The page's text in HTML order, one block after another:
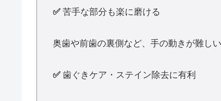
✅苦手な部分も楽に磨ける
奥歯や前歯の裏側など、手の動きが難し
✅歯ぐきケア・ステイン除去に有利